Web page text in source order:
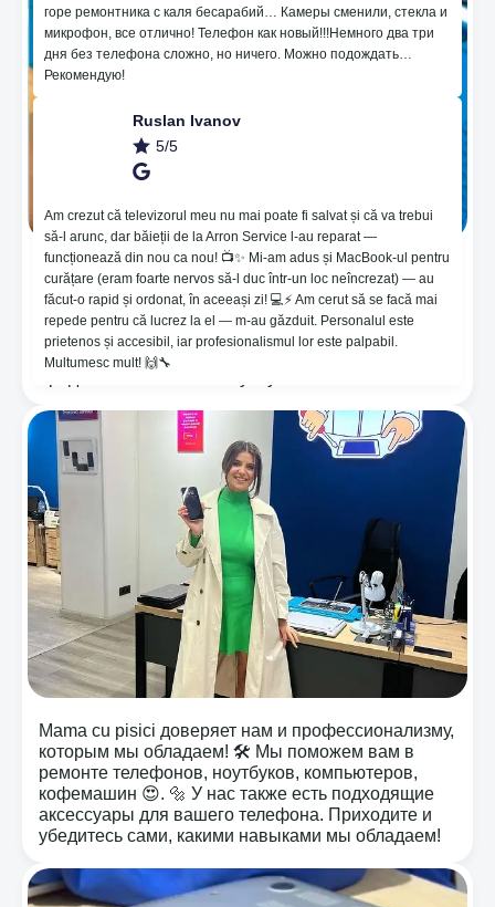
горе ремонтника с каля бесарабий… Камеры сменили, стекла и
микрофон, все отлично! Телефон как новый!!!Немного два три
дня без телефона сложно, но ничего. Можно подождать…
Рекомендую!
Ruslan Ivanov
5/5
Am crezut că televizorul meu nu mai poate fi salvat și că va trebui
să-l arunc, dar băieții de la Arron Service l-au reparat —
funcționează din nou ca nou! 📺✨ Mi-am adus și MacBook-ul pentru
curățare (eram foarte nervos să-l duc într-un loc neîncrezat) — au
făcut-o rapid și ordonat, în aceeași zi! 💻⚡️ Am cerut să se facă mai
repede pentru că lucrez la el — m-au găzduit. Personalul este
prietenos și accesibil, iar profesionalismul lor este palpabil.
Multumesc mult! 🙌🔧
🔥Нанесение пленки для защиты на основе
гидрогеля, который помогает от неровностей и
восстанавливает царапины 🤪. 😱Мы
предоставляем гарантию 365 дней! ⚙️Noi мы
берем на себя ответственность за качество
Mama cu pisici доверяет нам и профессионализму,
которым мы обладаем! 🛠️ Мы поможем вам в
ремонте телефонов, ноутбуков, компьютеров,
кофемашин 😍. 🔩 У нас также есть подходящие
аксессуары для вашего телефона. Приходите и
убедитесь сами, какими навыками мы обладаем!